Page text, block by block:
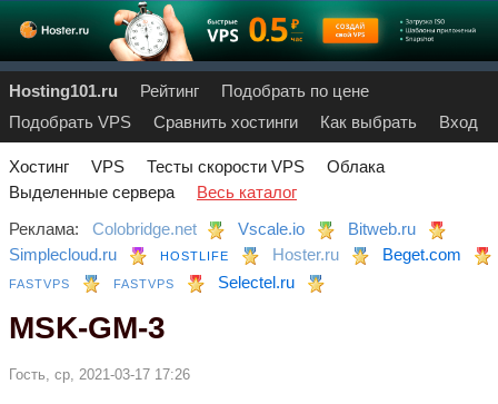
Hosting101.ru Рейтинг
Подобрать по цене
Подобрать VPS
Сравнить хостинги Как выбрать Вход
Хостинг VPS Тесты скорости VPS
Облака
Выделенные сервера
Весь каталог
Реклама:
Colobridge.net Vscale.io
Bitweb.ru
Simplecloud.ru
HOSTLIFE Hoster.ru Beget.com
FASTVPS FASTVPS Selectel.ru
MSK-GM-3
Гость, ср, 2021-03-17 17:26